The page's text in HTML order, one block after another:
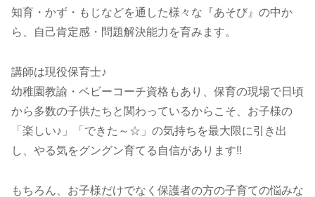
知育・かず・もじなどを通した様々な『あそび』の中か
ら、自己肯定感・問題解決能力を育みます。
講師は現役保育士♪
幼稚園教諭・ベビーコーチ資格もあり、保育の現場で日頃
から多数の子供たちと関わっているからこそ、お子様の
「楽しい♪」「できた～☆」の気持ちを最大限に引き出
し、やる気をグングン育てる自信があります‼
もちろん、お子様だけでなく保護者の方の子育ての悩みな